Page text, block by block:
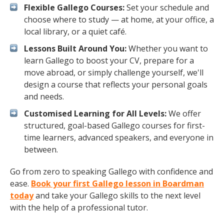
Flexible Gallego Courses:Set your schedule and
choose where to study — at home, at your office, a
local library, or a quiet café.
Lessons Built Around You:Whether you want to
learn Gallego to boost your CV, prepare for a
move abroad, or simply challenge yourself, we'll
design a course that reflects your personal goals
and needs.
Customised Learning for All Levels:We offer
structured, goal-based Gallego courses for first-
time learners, advanced speakers, and everyone in
between.
Go from zero to speaking Gallego with confidence and
ease. Book your first Gallego lesson in Boardman
todayand take your Gallego skills to the next level
with the help of a professional tutor.